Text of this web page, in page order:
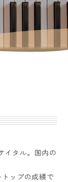
イタル。国内の
ップの成績で